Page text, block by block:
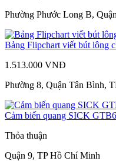
Phường Phước Long B,
Bảng Flipchart viết bút lông
1.513.000 VNĐ
Phường 8, Quận Tân Bình,
Cảm biến quang SICK
Thỏa thuận
Quận 9, TP Hồ Chí Minh